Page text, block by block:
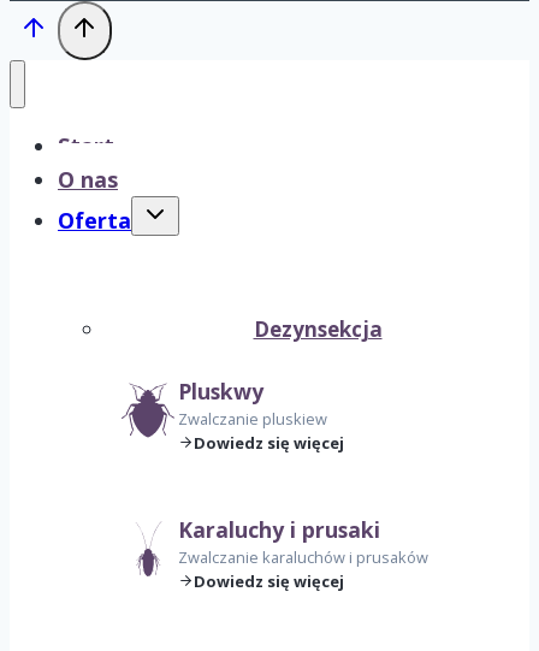
Start
O nas
Oferta
Przełącz
Dezynsekcja
Pluskwy
Zwalczanie pluskiew
Dowiedz się więcej
Karaluchy i prusaki
Zwalczanie karaluchów i prusaków
Dowiedz się więcej